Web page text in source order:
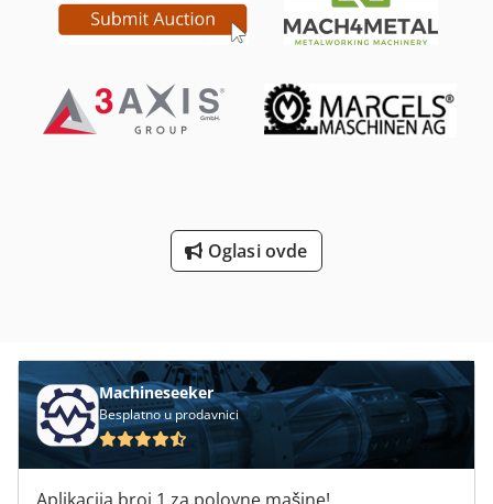
čeljusti B-206 za drugo vreteno, prečnik 169 mm -
Sistemom „Tool Eye“ - C-osom - C-osom protuvretena,
magazin za ubacivanje šipki - Automatskim prijemnikom
delova - Robotizovanim interfejsom - Ojačanom pumpom
za rashladno sredstvo - Transporterom za strugotine
Oglasi ovde
Machineseeker
Besplatno u prodavnici